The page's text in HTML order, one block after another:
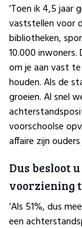
‘Toen ik 4,5 jaar
vaststellen voor
bibliotheken,
10.000
om je aan vast
houden. Als de
groeien. Al snel
voorschoolse
affaire zijn
Dus besloot
voorziening
‘Als 51%, dus
een